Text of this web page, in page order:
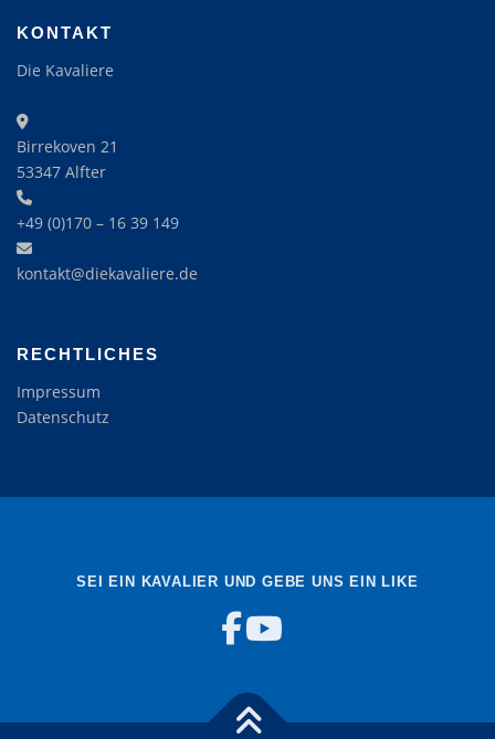
KONTAKT
Die Kavaliere
Birrekoven 21
53347 Alfter
+49 (0)170 – 16 39 149‬
kontakt@diekavaliere.de
RECHTLICHES
Impressum
Datenschutz
SEI EIN KAVALIER UND GEBE UNS EIN LIKE